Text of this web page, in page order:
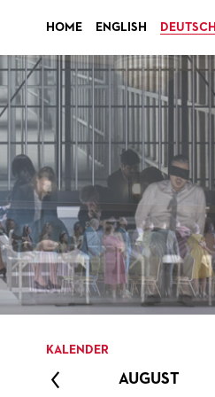
HOME ENGLISH DEUTSCH
KALENDER
AUGUST